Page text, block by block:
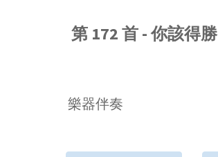
第 172 首 - 你該得勝
樂器伴奏